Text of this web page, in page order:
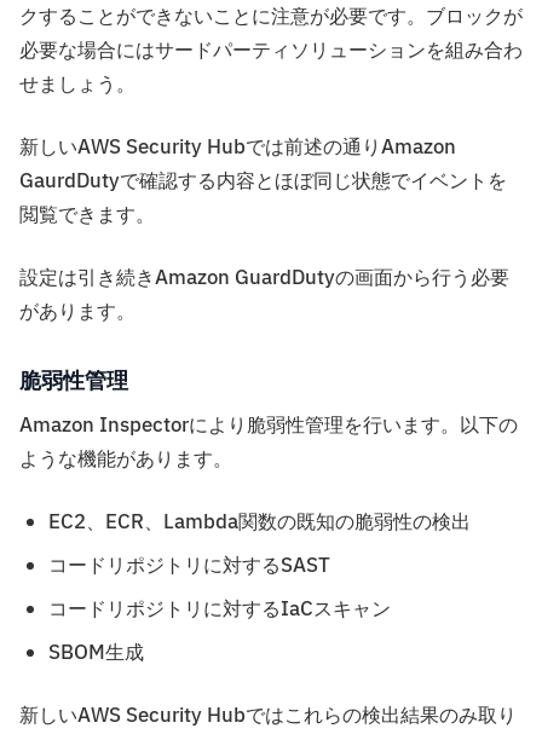
クすることができないことに注意が必要です。ブロックが
必要な場合にはサードパーティソリューションを組み合わ
せましょう。
新しいAWS Security Hubでは前述の通りAmazon
GaurdDutyで確認する内容とほぼ同じ状態でイベントを
閲覧できます。
設定は引き続きAmazon GuardDutyの画面から行う必要
があります。
脆弱性管理
Amazon Inspectorにより脆弱性管理を行います。以下の
ような機能があります。
EC2、ECR、Lambda関数の既知の脆弱性の検出
コードリポジトリに対するSAST
コードリポジトリに対するIaCスキャン
SBOM生成
新しいAWS Security Hubではこれらの検出結果のみ取り